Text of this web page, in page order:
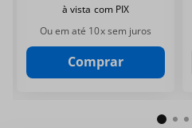
à vista com PIX
Ou em até 10x sem juros
Comprar